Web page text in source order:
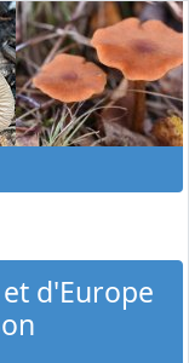
d'Europe